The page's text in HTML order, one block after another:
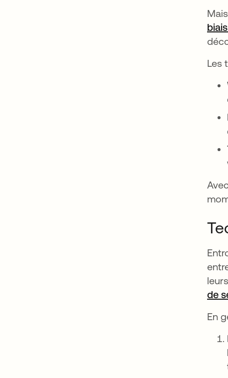
Les
de
En